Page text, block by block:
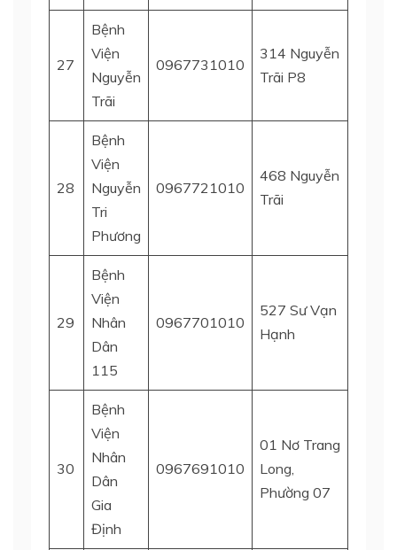
27
Bệnh
Viện
Nguyễn
Trãi
0967731010
314 Nguyễn
Trãi P8
28
Bệnh
Viện
Nguyễn
Tri
Phương
0967721010
468 Nguyễn
Trãi
29
Bệnh
Viện
Nhân
Dân
115
0967701010
527 Sư Vạn
Hạnh
30
Bệnh
Viện
Nhân
Dân
Gia
Định
0967691010
01 Nơ Trang
Long,
Phường 07